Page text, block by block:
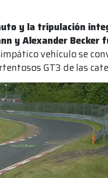
y la tripulación
y Alexander Becker
vehículo se
GT3 de las